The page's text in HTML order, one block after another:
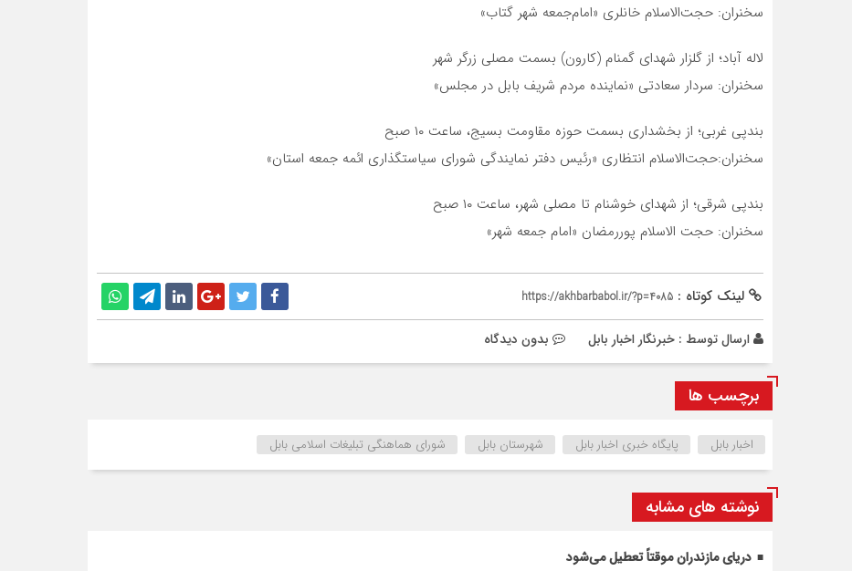
سخنران: حجت‌الاسلام خانلری «امام‌جمعه شهر گتاب»
لاله آباد؛ از گلزار شهدای گمنام (کارون) بسمت مصلی زرگر شهر
سخنران: سردار سعادتی «نماینده مردم شریف بابل در مجلس»
بندپی غربی؛ از بخشداری بسمت حوزه مقاومت بسیج، ساعت ۱۰ صبح
سخنران:حجت‌الاسلام انتظاری «رئیس دفتر نمایندگی شورای سیاستگذاری ائمه جمعه استان»
بندپی شرقی؛ از شهدای خوشنام تا مصلی شهر، ساعت ۱۰ صبح
سخنران: حجت الاسلام پوررمضان «امام جمعه شهر»
لینک کوتاه : https://akhbarbabol.ir/?p=4085
ارسال توسط : خبرنگار اخبار بابل بدون دیدگاه
برچسب ها
اخبار بابل پایگاه خبری اخبار بابل شهرستان بابل شورای هماهنگی تبلیغات اسلامی بابل
نوشته های مشابه
دریای مازندران موقتاً تعطیل می‌شود